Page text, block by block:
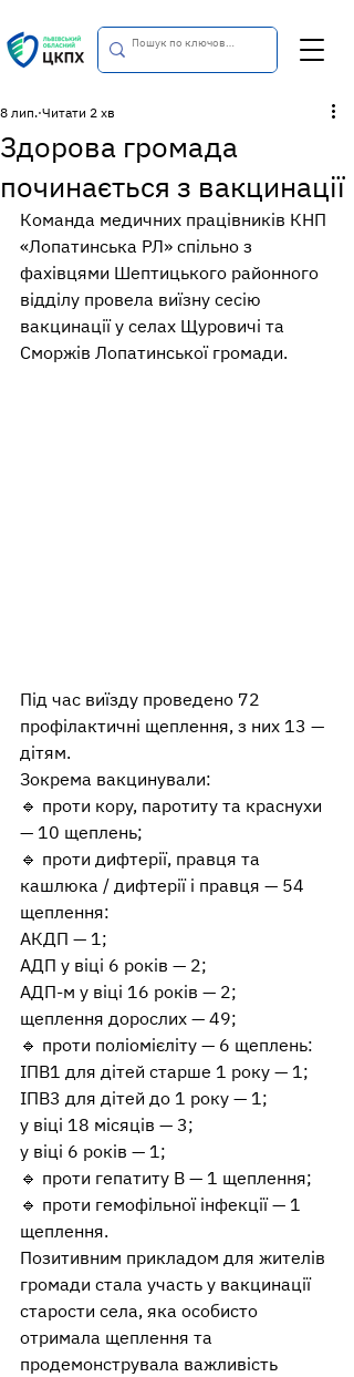
Здорова громада
починається з вакцинації
8 лип. Читати 2 хв
Команда медичних працівників КНП
«Лопатинська РЛ» спільно з
фахівцями Шептицького районного
відділу провела виїзну сесію
вакцинації у селах Щуровичі та
Сморжів Лопатинської громади.
Під час виїзду проведено 72
профілактичні щеплення, з них 13 —
дітям.
Зокрема вакцинували:
🔹 проти кору, паротиту та краснухи
— 10 щеплень;
🔹 проти дифтерії, правця та
кашлюка / дифтерії і правця — 54
щеплення:
АКДП — 1;
АДП у віці 6 років — 2;
АДП-м у віці 16 років — 2;
щеплення дорослих — 49;
🔹 проти поліомієліту — 6 щеплень:
ІПВ1 для дітей старше 1 року — 1;
ІПВ3 для дітей до 1 року — 1;
у віці 18 місяців — 3;
у віці 6 років — 1;
🔹 проти гепатиту В — 1 щеплення;
🔹 проти гемофільної інфекції — 1
щеплення.
Позитивним прикладом для жителів
громади стала участь у вакцинації
старости села, яка особисто
отримала щеплення та
продемонструвала важливість